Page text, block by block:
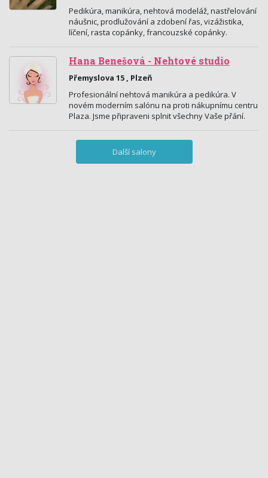
Pedikúra, manikúra, nehtová modeláž, nastřelování
náušnic, prodlužování a zdobení řas, vizážistika,
líčení, rasta copánky, francouzské copánky.
Hana Benešová - Nehtové studio
Přemyslova 15 , Plzeň
Profesionální nehtová manikúra a pedikúra. V
novém moderním salónu na proti nákupnímu centru
Plaza. Jsme připraveni splnit všechny Vaše přání.
Další salony